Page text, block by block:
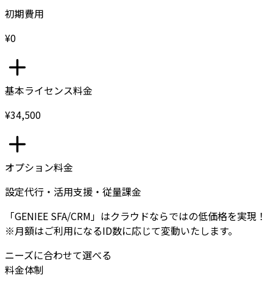
初期費用
¥0
基本ライセンス料金
¥34,500
オプション料金
設定代行・活用支援・従量課金
「GENIEE SFA/CRM」はクラウドならではの低価格を実現！
※月額はご利用になるID数に応じて変動いたします。
ニーズに合わせて選べる
料金体制